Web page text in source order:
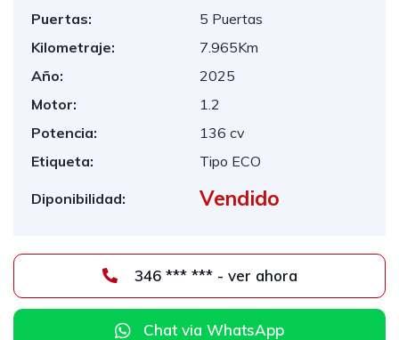
Puertas:
5 Puertas
Kilometraje:
7.965Km
Año:
2025
Motor:
1.2
Potencia:
136 cv
Etiqueta:
Tipo ECO
Diponibilidad: Vendido
346 *** *** - ver ahora
Chat via WhatsApp